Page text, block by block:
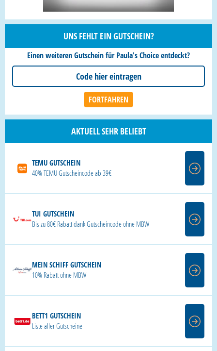
UNS FEHLT EIN GUTSCHEIN?
Einen weiteren Gutschein für Paula's Choice entdeckt?
AKTUELL SEHR BELIEBT
TEMU GUTSCHEIN
40% TEMU Gutscheincode ab 39€
TUI GUTSCHEIN
Bis zu 80€ Rabatt dank Gutscheincode ohne MBW
MEIN SCHIFF GUTSCHEIN
10% Rabatt ohne MBW
BETT1 GUTSCHEIN
Liste aller Gutscheine